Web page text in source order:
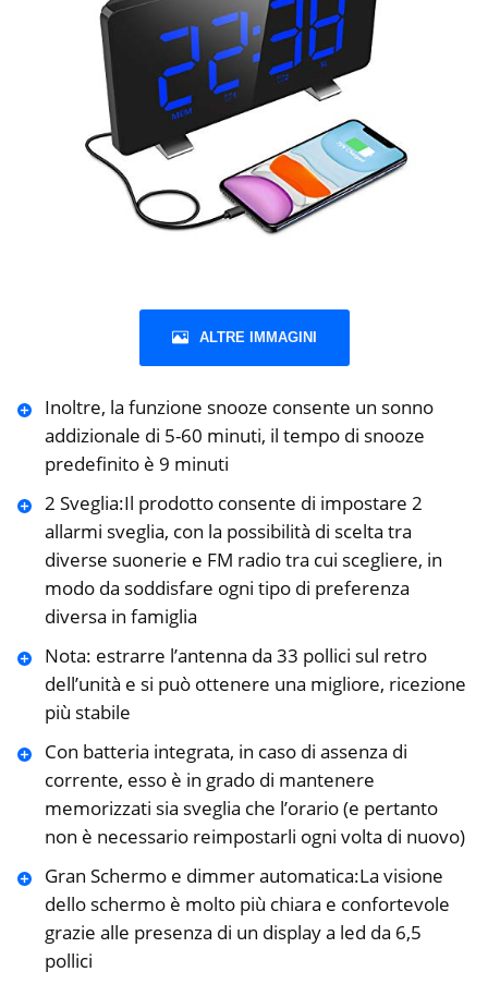
ALTRE IMMAGINI
Inoltre, la funzione snooze consente un sonno
addizionale di 5-60 minuti, il tempo di snooze
predefinito è 9 minuti
2 Sveglia:Il prodotto consente di impostare 2
allarmi sveglia, con la possibilità di scelta tra
diverse suonerie e FM radio tra cui scegliere, in
modo da soddisfare ogni tipo di preferenza
diversa in famiglia
Nota: estrarre l’antenna da 33 pollici sul retro
dell’unità e si può ottenere una migliore, ricezione
più stabile
Con batteria integrata, in caso di assenza di
corrente, esso è in grado di mantenere
memorizzati sia sveglia che l’orario (e pertanto
non è necessario reimpostarli ogni volta di nuovo)
Gran Schermo e dimmer automatica:La visione
dello schermo è molto più chiara e confortevole
grazie alle presenza di un display a led da 6,5
pollici